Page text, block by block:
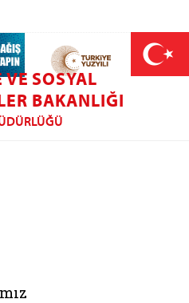
açılır)
Yılı (yeni sekmede açılır)
Darülaceze bağış sayfası (yeni
VE SOSYAL
BAKANLIĞI